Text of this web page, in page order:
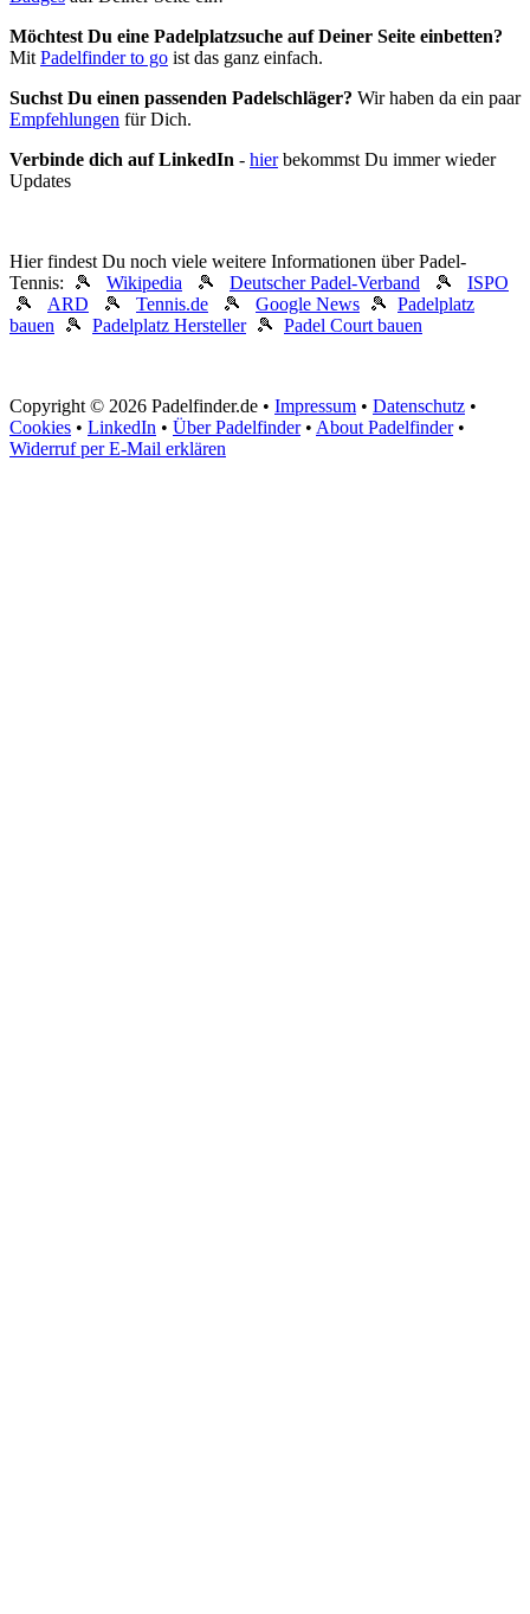
Möchtest Du eine Padelplatzsuche auf Deiner Seite einbetten?
MitPadelfinder to go ist das ganz einfach.
Suchst Du einen passenden Padelschläger? Wir haben da ein paar
Empfehlungen für Dich.
Verbinde dich auf LinkedIn - hierbekommst Du immer wieder
Updates
Hier findest Du noch viele weitere Informationen über Padel-
Tennis: 🎾 Wikipedia 🎾 Deutscher Padel-Verband 🎾 ISPO
🎾 ARD 🎾 Tennis.de 🎾 Google News 🎾 Padelplatz
bauen 🎾 Padelplatz Hersteller🎾 Padel Court bauen
Copyright © 2026 Padelfinder.de • Impressum • Datenschutz •
Cookies • LinkedIn • Über Padelfinder• About Padelfinder•
Widerruf per E-Mail erklären